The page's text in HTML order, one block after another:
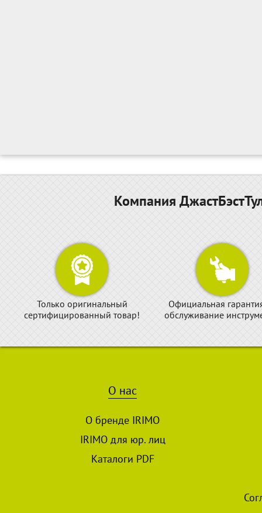
Компания
Только оригинальный
сертифицированный товар!
Официальная
обслуживание
О нас
О бренде IRIMO
IRIMO для юр. лиц
Каталоги PDF